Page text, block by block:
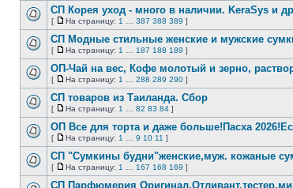
непрочитанных
сообщений
страницу
Нет
непрочитанных
сообщений
СП Корея уход - много в наличии. KeraSys и
[
На
страницу
На страницу: 1 387 388 389 ]
Нет
непрочитанных
сообщений
СП Модные стильные женские и мужские
[
На
страницу
На страницу: 1 187 188 189 ]
Нет
непрочитанных
сообщений
ОП-Чай на вес, Кофе молотый и зерно,
[
На
страницу
На страницу: 1 288 289 290 ]
Нет
непрочитанных
сообщений
СП товаров из Таиланда. Сбор
[
На
страницу
На страницу: 1 82 83 84 ]
Нет
непрочитанных
сообщений
ОП Все для торта и даже больше!Пасха
[
На
страницу
На страницу: 1 9 10 11 ]
Нет
непрочитанных
СП "Сумкины будни"женские,муж. кожаные
[
На
страницу
На страницу: 1 167 168 169 ]
СП Парфюмерия